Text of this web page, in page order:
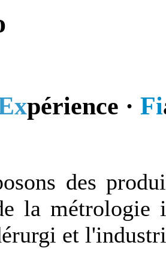
périence · Fi
des
la métrologie
et